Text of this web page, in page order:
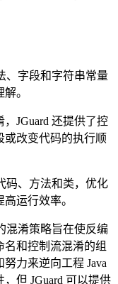
、字段和字符串常量
。
JGuard 还提供了控
或改变代码的执行顺
码、方法和类，优化
运行效率。
混淆策略旨在使反编
和控制流混淆的组
力来逆向工程 Java
但 JGuard 可以提供